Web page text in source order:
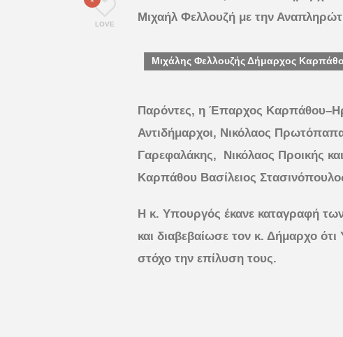
LOVE
Μιχαήλ Φελλουζή με την
Mιχάλης Φελλουζής Δήμαρχος
Παρόντες, η Έπαρχος
Αντιδήμαρχοι, Νικόλαος
Γαρεφαλάκης, Νικόλαος Προικής
Καρπάθου Βασίλειος
Η κ. Υπουργός έκανε καταγραφή
και διαβεβαίωσε τον κ. Δήμαρχο
στόχο την επίλυση τους.